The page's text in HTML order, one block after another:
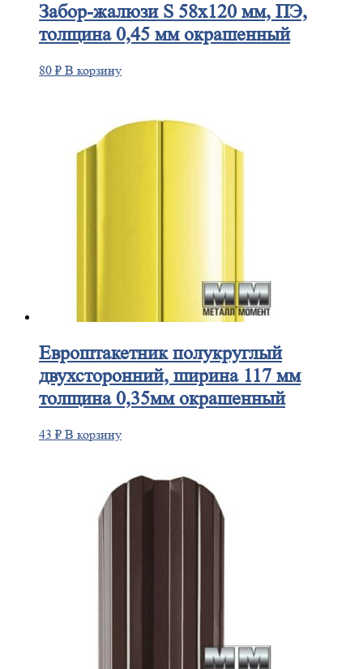
Забор-жалюзиS 58х120 мм, ПЭ,
толщина 0,45 мм окрашенный
80 ₽ В корзину
Евроштакетникполукруглый
двухсторонний, ширина 117 мм
толщина 0,35мм окрашенный
43 ₽ В корзину